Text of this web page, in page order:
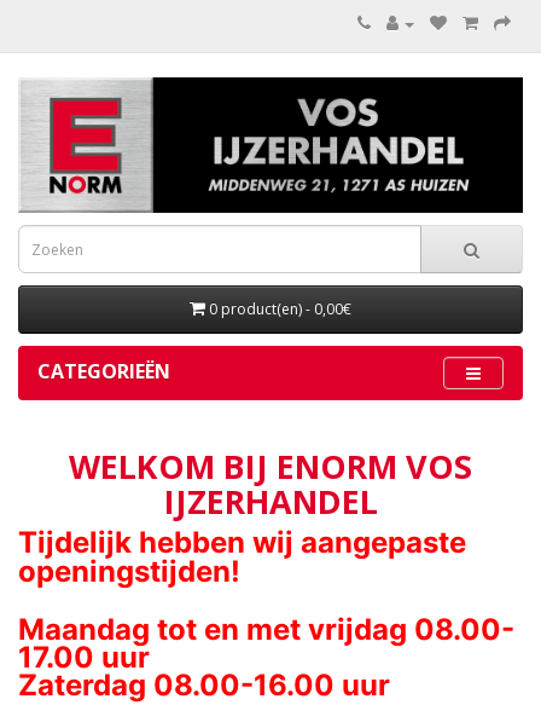
0 product(en) - 0,00€
CATEGORIEËN
WELKOM BIJ ENORM VOS
IJZERHANDEL
Tijdelijk hebben wij aangepaste
openingstijden!
Maandag tot en met vrijdag 08.00-
17.00 uur
Zaterdag 08.00-16.00 uur